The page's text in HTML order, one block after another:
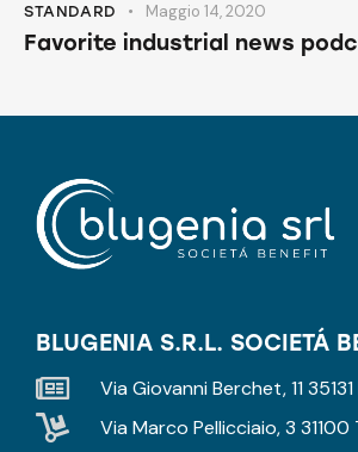
STANDARD Maggio 14, 2020
Favorite industrial news
BLUGENIA S.R.L. SOCIETÁ
Via Giovanni Berchet, 11
Via Marco Pellicciaio, 3 31100